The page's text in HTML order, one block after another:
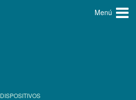
Menú
DISPOSITIVOS